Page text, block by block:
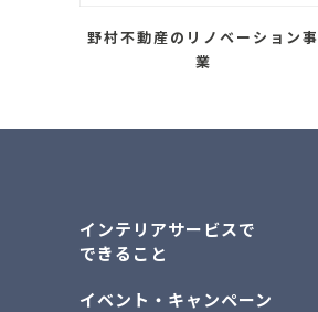
野村不動産のリノベーション事
業
インテリアサービスで
できること
イベント・キャンペーン